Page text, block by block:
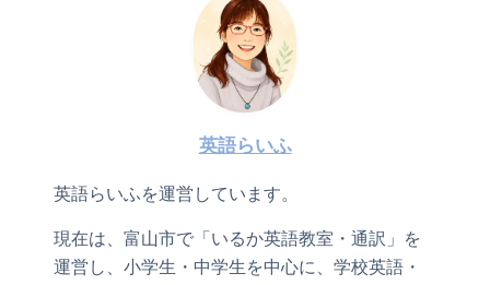
英語らいふ
英語らいふを運営しています。
現在は、富山市で「いるか英語教室・通訳」を
運営し、小学生・中学生を中心に、学校英語・